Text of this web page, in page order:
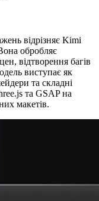
відрізняє Kimi
обробляє
відтворення багів
виступає як
та складні
та GSAP на
макетів.